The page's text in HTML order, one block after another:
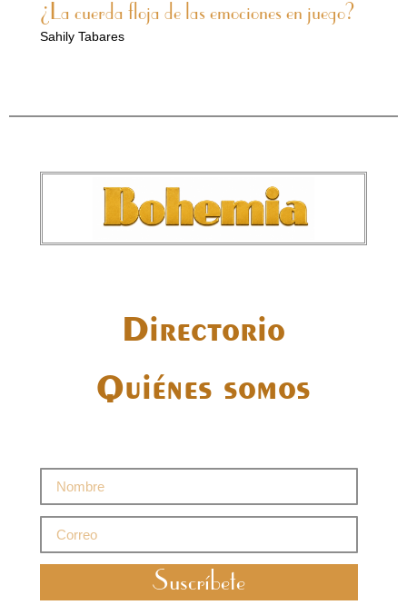
¿La cuerda floja de las emociones en juego?
Sahily Tabares
Directorio
Quiénes somos
Suscríbete